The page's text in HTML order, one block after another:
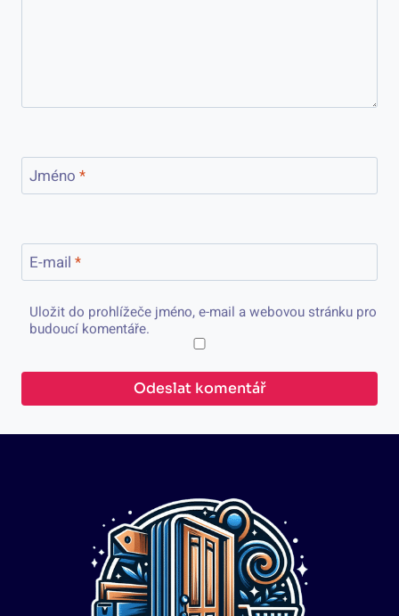
Jméno *
E-mail *
Uložit do prohlížeče jméno, e-mail a webovou stránku pro
budoucí komentáře.